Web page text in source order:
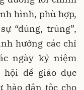
hình, phù hợp,
“đúng, trúng”,
hưởng các chỉ
ngày kỷ niệm
hội để giáo dục
hào dân tộc cho